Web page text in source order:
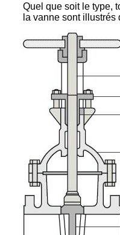
Quel que soit le type,
la vanne sont